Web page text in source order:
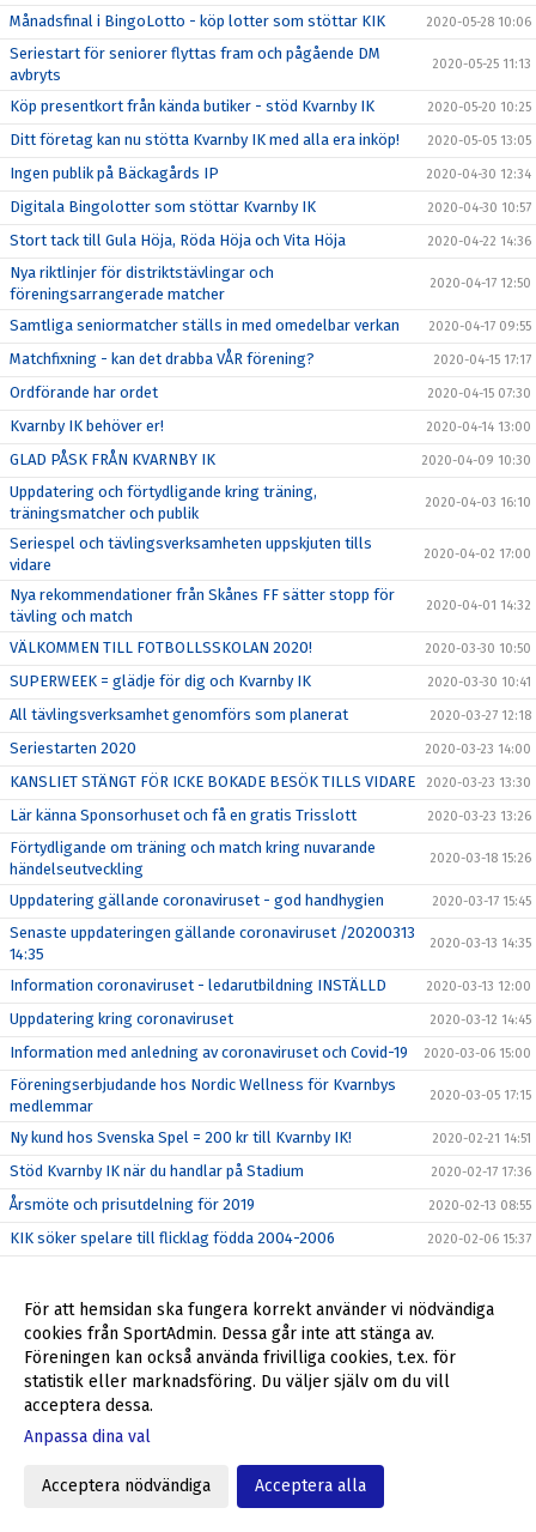
Månadsfinal i BingoLotto - köp lotter som stöttar KIK 2020-05-28 10:06
Seriestart för seniorer flyttas fram och pågående DM
avbryts
2020-05-25 11:13
Köp presentkort från kända butiker - stöd Kvarnby IK 2020-05-20 10:25
Ditt företag kan nu stötta Kvarnby IK med alla era inköp! 2020-05-05 13:05
Ingen publik på Bäckagårds IP 2020-04-30 12:34
Digitala Bingolotter som stöttar Kvarnby IK 2020-04-30 10:57
Stort tack till Gula Höja, Röda Höja och Vita Höja 2020-04-22 14:36
Nya riktlinjer för distriktstävlingar och
föreningsarrangerade matcher
2020-04-17 12:50
Samtliga seniormatcher ställs in med omedelbar verkan 2020-04-17 09:55
Matchfixning - kan det drabba VÅR förening? 2020-04-15 17:17
Ordförande har ordet 2020-04-15 07:30
Kvarnby IK behöver er! 2020-04-14 13:00
GLAD PÅSK FRÅN KVARNBY IK 2020-04-09 10:30
Uppdatering och förtydligande kring träning,
träningsmatcher och publik
2020-04-03 16:10
Seriespel och tävlingsverksamheten uppskjuten tills
vidare
2020-04-02 17:00
Nya rekommendationer från Skånes FF sätter stopp för
tävling och match
2020-04-01 14:32
VÄLKOMMEN TILL FOTBOLLSSKOLAN 2020! 2020-03-30 10:50
SUPERWEEK = glädje för dig och Kvarnby IK 2020-03-30 10:41
All tävlingsverksamhet genomförs som planerat 2020-03-27 12:18
Seriestarten 2020 2020-03-23 14:00
KANSLIET STÄNGT FÖR ICKE BOKADE BESÖK TILLS VIDARE 2020-03-23 13:30
Lär känna Sponsorhuset och få en gratis Trisslott 2020-03-23 13:26
Förtydligande om träning och match kring nuvarande
händelseutveckling
2020-03-18 15:26
Uppdatering gällande coronaviruset - god handhygien 2020-03-17 15:45
Senaste uppdateringen gällande coronaviruset /20200313
14:35
2020-03-13 14:35
Information coronaviruset - ledarutbildning INSTÄLLD 2020-03-13 12:00
Uppdatering kring coronaviruset 2020-03-12 14:45
Information med anledning av coronaviruset och Covid-19 2020-03-06 15:00
Föreningserbjudande hos Nordic Wellness för Kvarnbys
medlemmar
2020-03-05 17:15
Ny kund hos Svenska Spel = 200 kr till Kvarnby IK! 2020-02-21 14:51
Stöd Kvarnby IK när du handlar på Stadium 2020-02-17 17:36
Årsmöte och prisutdelning för 2019 2020-02-13 08:55
KIK söker spelare till flicklag födda 2004-2006 2020-02-06 15:37
Kvarnby IK breddar flickverksamheten och hoppas på ännu
fler tjejer i föreningen 2020
2020-01-29 19:40
Stötta Kvarnby IK via Sponsorhuset! 2020-01-16 10:57
Tack alla! 2019-12-26 14:28
God jul och Gott nytt år!
Tack Lisa!
För att hemsidan ska fungera korrekt använder vi nödvändiga
cookies från SportAdmin. Dessa går inte att stänga av.
Föreningen kan också använda frivilliga cookies, t.ex. för
statistik eller marknadsföring. Du väljer själv om du vill
acceptera dessa.
Anpassa dina val
Acceptera nödvändiga Acceptera alla